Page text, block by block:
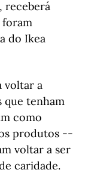
receberá
foram
do Ikea
voltar a
que tenham
como
produtos --
voltar a ser
caridade.